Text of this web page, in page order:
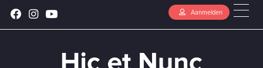
Aanmelden